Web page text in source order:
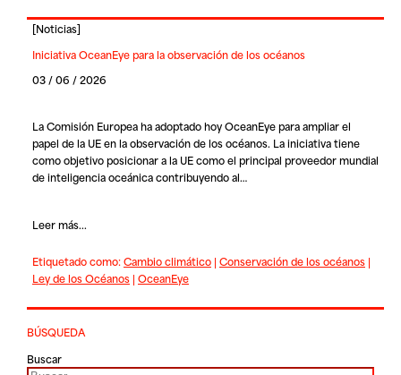
[Noticias]
Iniciativa OceanEye para la observación de los océanos
03 / 06 / 2026
La Comisión Europea ha adoptado hoyOceanEyepara ampliar el
papel de la UE en la observación de los océanos. La iniciativa tiene
como objetivo posicionar a la UE como el principal proveedor mundial
de inteligencia oceánica contribuyendo al…
Leer más...
Etiquetado como:Cambio climático| Conservación de los océanos|
Ley de los Océanos| OceanEye
BÚSQUEDA
Buscar